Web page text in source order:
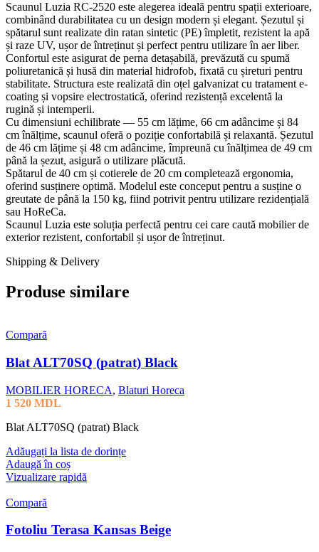
Scaunul Luzia RC-2520 este alegerea ideală pentru spații exterioare,
combinând durabilitatea cu un design modern și elegant. Șezutul și
spătarul sunt realizate din ratan sintetic (PE) împletit, rezistent la apă
și raze UV, ușor de întreținut și perfect pentru utilizare în aer liber.
Confortul este asigurat de perna detașabilă, prevăzută cu spumă
poliuretanică și husă din material hidrofob, fixată cu șireturi pentru
stabilitate. Structura este realizată din oțel galvanizat cu tratament e-
coating și vopsire electrostatică, oferind rezistență excelentă la
rugină și intemperii.
Cu dimensiuni echilibrate — 55 cm lățime, 66 cm adâncime și 84
cm înălțime, scaunul oferă o poziție confortabilă și relaxantă. Șezutul
de 46 cm lățime și 48 cm adâncime, împreună cu înălțimea de 49 cm
până la șezut, asigură o utilizare plăcută.
Spătarul de 40 cm și cotierele de 20 cm completează ergonomia,
oferind susținere optimă. Modelul este conceput pentru a susține o
greutate de până la 150 kg, fiind potrivit pentru utilizare rezidențială
sau HoReCa.
Scaunul Luzia este soluția perfectă pentru cei care caută mobilier de
exterior rezistent, confortabil și ușor de întreținut.
Shipping & Delivery
Produse similare
Compară
Blat ALT70SQ (patrat) Black
MOBILIER HORECA, Blaturi Horeca
1 520 MDL
Blat ALT70SQ (patrat) Black
Adăugați la lista de dorințe
Adaugă în coș
Vizualizare rapidă
Compară
Fotoliu Terasa Kansas Beige